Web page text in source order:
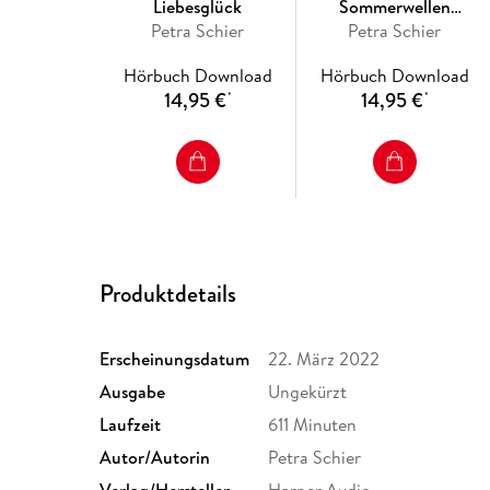
Liebesglück
Petra Schier
Hörbuch Download
14,95 €*
Sommerwellen
(ungekürzt)
Petra Schier
Hörbuch Download
14,95 €*
Produktdetails
Erscheinungsdatum
22. März 2022
Ausgabe
Ungekürzt
Laufzeit
611 Minuten
Autor/Autorin
Petra Schier